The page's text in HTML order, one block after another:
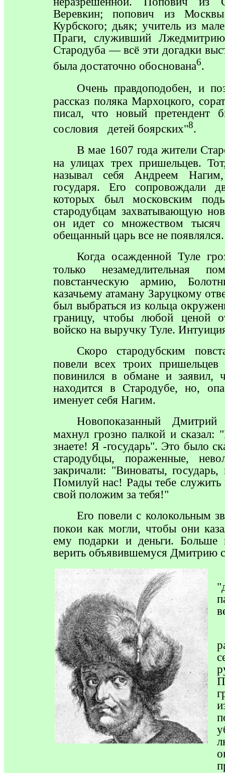
Веревкин; попович из
Курбского; дьяк; учитель из
Праги, служивший
Стародуба — всё эти догадки
была достаточно обоснована6.
Очень правдоподобен, и
рассказ поляка Мархоцкого,
писал, что новый претендент
сословия детей боярских"8.
В мае 1607 года жители
на улицах трех пришельцев.
называл себя Андреем Нагим,
государя. Его сопровождали
которых был московским
стародубцам захватывающую
он идет со множеством
обещанный царь все не появлялся.
Когда осажденной Туле
только незамедлительная
повстанческую армию,
казачьему атаману Заруцкому
был выбраться из кольца
границу, чтобы любой ценой
войско на выручку Туле.
Скоро стародубским
повели всех троих
повинился в обмане и заявил,
находится в Стародубе, но,
именует себя Нагим.
Новопоказанный Дмитрий
махнул грозно палкой и
знаете! Я -государь". Это было
стародубцы, пораженные,
закричали: "Виноваты,
Помилуй нас! Рады тебе
свой положим за тебя!"
Его повели с колокольным
покои как могли, чтобы они
ему подарки и деньги. Больше
верить объявившемуся Дмитрию